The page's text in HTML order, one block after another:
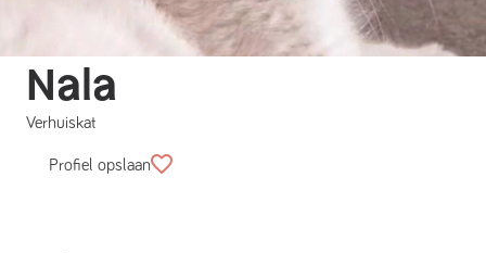
Nala
Verhuiskat
Profiel opslaan